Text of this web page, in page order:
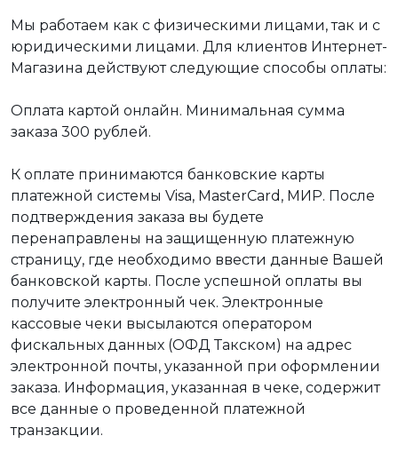
Мы работаем как с физическими лицами, так и с
юридическими лицами. Для клиентов Интернет-
Магазина действуют следующие способы оплаты:
Оплата картой онлайн. Минимальная сумма
заказа 300 рублей.
К оплате принимаются банковские карты
платежной системы Visa, MasterCard, МИР. После
подтверждения заказа вы будете
перенаправлены на защищенную платежную
страницу, где необходимо ввести данные Вашей
банковской карты. После успешной оплаты вы
получите электронный чек. Электронные
кассовые чеки высылаются оператором
фискальных данных (ОФД Такском) на адрес
электронной почты, указанной при оформлении
заказа. Информация, указанная в чеке, содержит
все данные о проведенной платежной
транзакции.